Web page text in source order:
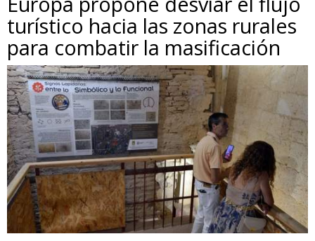
turístico hacia las zonas rurales
para combatir la masificación